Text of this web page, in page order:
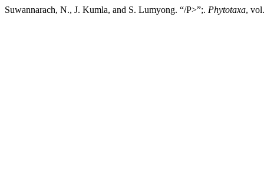
Suwannarach, N., J. Kumla, and S. Lumyong. “/P>”;. Phytotaxa,